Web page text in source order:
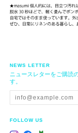
NEWS LETTER
ニュースレターをご購読
す。
FOLLOW US